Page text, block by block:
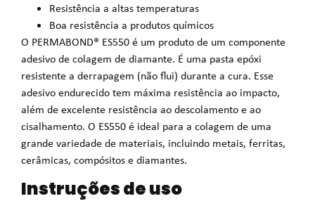
Resistência a altas temperaturas
Boa resistência a produtos químicos
O PERMABOND® ES550 é um produto de um componente
adesivo de colagem de diamante. É uma pasta epóxi
resistente a derrapagem (não flui) durante a cura. Esse
adesivo endurecido tem máxima resistência ao impacto,
além de excelente resistência ao descolamento e ao
cisalhamento. O ES550 é ideal para a colagem de uma
grande variedade de materiais, incluindo metais, ferritas,
cerâmicas, compósitos e diamantes.
Instruções de uso